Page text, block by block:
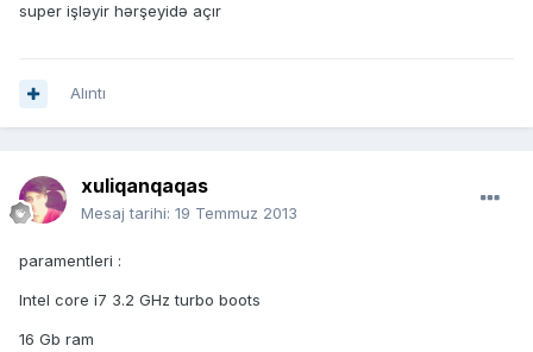
super işləyir hərşeyidə açır
Alıntı
xuliqanqaqas
Mesaj tarihi: 19 Temmuz 2013
paramentleri :
Intel core i7 3.2 GHz turbo boots
16 Gb ram